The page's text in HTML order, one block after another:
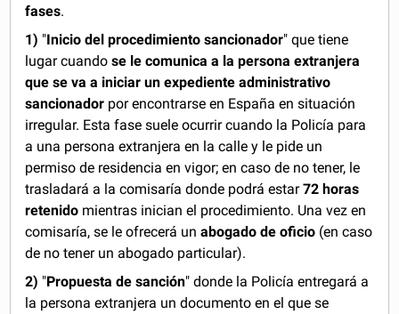
fases.
1) "Inicio del procedimiento sancionador" que tiene
lugar cuandose le comunica a la persona extranjera
que se va a iniciar un expediente administrativo
sancionador por encontrarse en España en situación
irregular. Esta fase suele ocurrir cuando la Policía para
a una persona extranjera en la calle y le pide un
permiso de residencia en vigor; en caso de no tener, le
trasladará a la comisaría donde podrá estar72 horas
retenido mientras inician el procedimiento. Una vez en
comisaría, se le ofrecerá unabogado de oficio (en caso
de no tener un abogado particular).
2) "Propuesta de sanción" donde la Policía entregará a
la persona extranjera un documento en el que se